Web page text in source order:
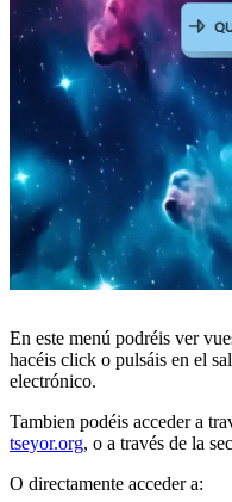
En este menú podréis ver
hacéis click o pulsáis en el
electrónico.
Tambien podéis acceder a
tseyor.org, o a través de la
O directamente acceder a: